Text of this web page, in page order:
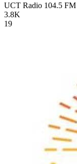
UCT Radio 104.5 FM
3.8K
19